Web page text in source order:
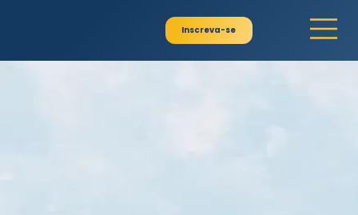
Inscreva-se